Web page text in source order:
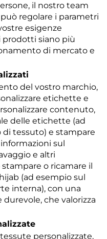
il nostro team
regolare i parametri
esigenze
prodotti siano più
di mercato e
del vostro marchio,
etichette e
contenuto,
delle etichette (ad
tessuto) e stampare
sul
e altri
o ricamare il
(ad esempio sul
interna), con una
durevole, che valorizza
personalizzate,